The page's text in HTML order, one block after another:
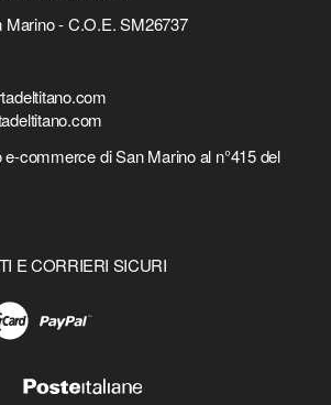
Marino - C.O.E. SM26737
commerce di San Marino al n°415 del
E CORRIERI SICURI